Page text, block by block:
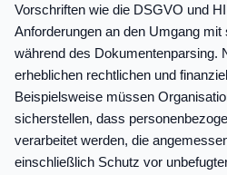
Vorschriften wie die DSGVO und
Anforderungen an den Umgang
während des Dokumentenparsing.
erheblichen rechtlichen und
Beispielsweise müssen
sicherstellen, dass
verarbeitet werden, die
einschließlich Schutz vor